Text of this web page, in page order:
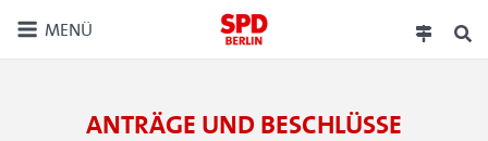
MENÜ
ANTRÄGE UND BESCHLÜSSE